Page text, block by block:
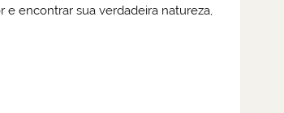
e encontrar sua verdadeira natureza,